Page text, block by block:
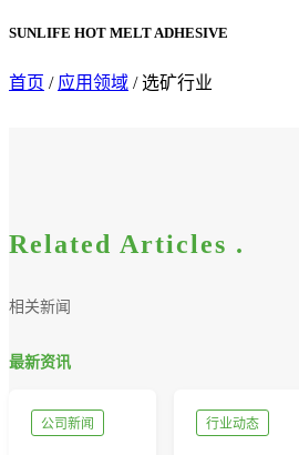
SUNLIFE HOT MELT ADHESIVE
首页 / 应用领域 / 选矿行业
Related Articles .
相关新闻
最新资讯
公司新闻 行业动态